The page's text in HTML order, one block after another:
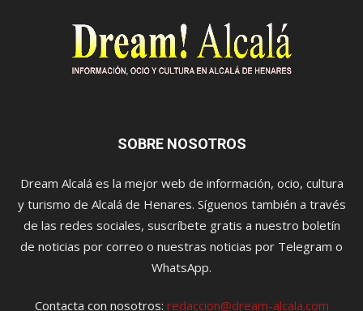
SOBRE NOSOTROS
Dream Alcalá es la mejor web de información, ocio, cultura
y turismo de Alcalá de Henares. Síguenos también a través
de las redes sociales, suscríbete gratis a nuestro boletín
de noticias por correo o nuestras noticias por Telegram o
WhatsApp.
Contacta con nosotros: redaccion@dream-alcala.com